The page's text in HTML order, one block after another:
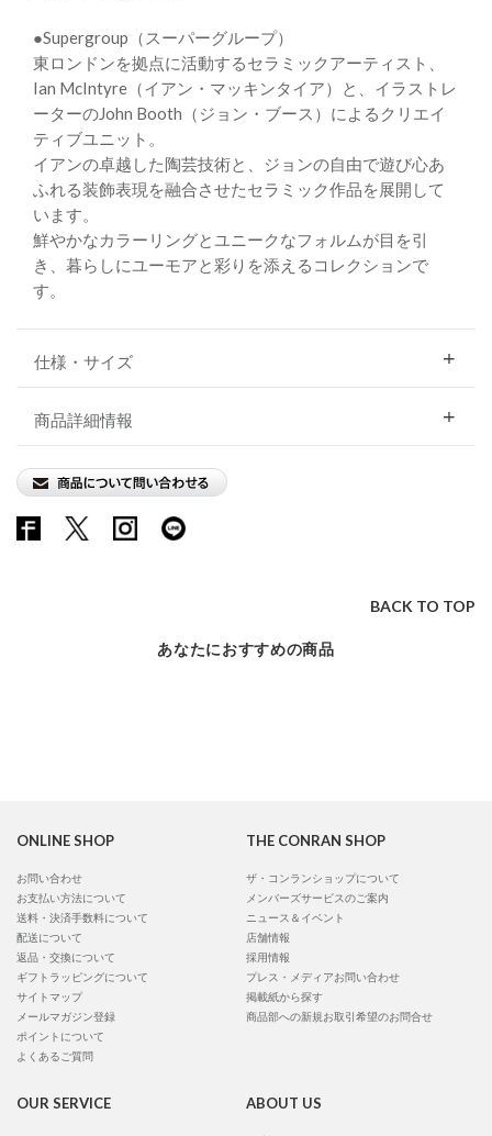
●Supergroup（スーパーグループ）
東ロンドンを拠点に活動するセラミックアーティスト、
Ian McIntyre（イアン・マッキンタイア）と、イラストレ
ーターのJohn Booth（ジョン・ブース）によるクリエイ
ティブユニット。
イアンの卓越した陶芸技術と、ジョンの自由で遊び心あ
ふれる装飾表現を融合させたセラミック作品を展開して
います。
鮮やかなカラーリングとユニークなフォルムが目を引
き、暮らしにユーモアと彩りを添えるコレクションで
す。
仕様・サイズ
商品詳細情報
BACK TO TOP
あなたにおすすめの商品
ONLINE SHOP
お問い合わせ
お支払い方法について
送料・決済手数料について
配送について
返品・交換について
ギフトラッピングについて
サイトマップ
メールマガジン登録
ポイントについて
よくあるご質問
THE CONRAN SHOP
ザ・コンランショップについて
メンバーズサービスのご案内
ニュース＆イベント
店舗情報
採用情報
プレス・メディアお問い合わせ
掲載紙から探す
商品部への新規お取引希望のお問合せ
OUR SERVICE ABOUT US